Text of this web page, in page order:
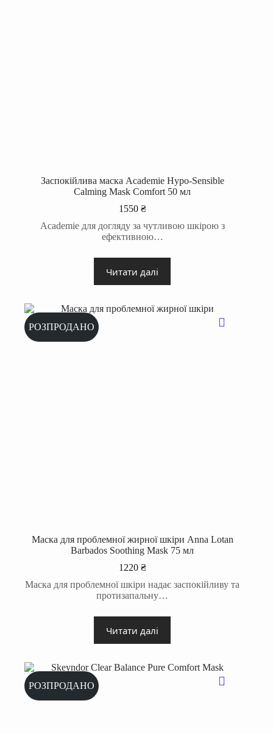
Заспокійлива маска Academie Hypo-Sensible
Calming Mask Comfort 50 мл
1550 ₴
Academie для догляду за чутливою шкірою з
ефективною…
Читати далі
РОЗПРОДАНО
Маска для проблемної жирної шкіри Anna Lotan
Barbados Soothing Mask 75 мл
1220 ₴
Маска для проблемної шкіри надає заспокійливу та
протизапальну…
Читати далі
РОЗПРОДАНО